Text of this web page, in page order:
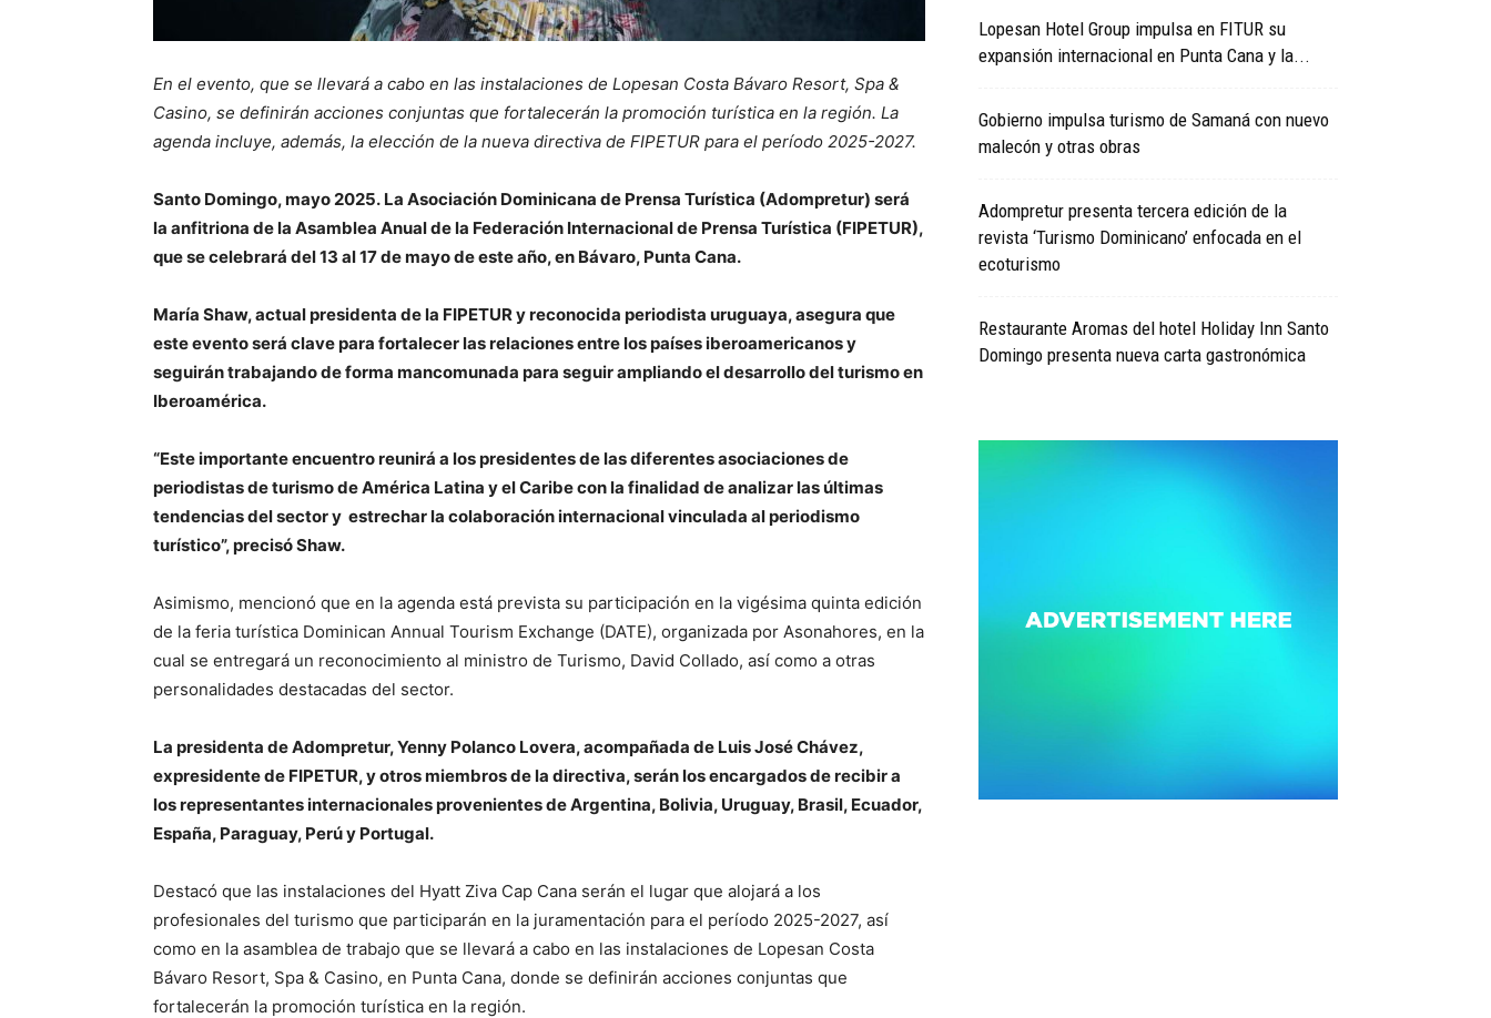
En el evento, que se llevará a cabo en las instalaciones de Lopesan Costa Bávaro Resort, Spa &
Casino, se definirán acciones conjuntas que fortalecerán la promoción turística en la región. La
agenda incluye, además, la elección de la nueva directiva de FIPETUR para el período 2025-2027.
Santo Domingo, mayo 2025. La Asociación Dominicana de Prensa Turística (Adompretur) será
la anfitriona de la Asamblea Anual de la Federación Internacional de Prensa Turística (FIPETUR),
que se celebrará del 13 al 17 de mayo de este año, en Bávaro, Punta Cana.
María Shaw, actual presidenta de la FIPETUR y reconocida periodista uruguaya, asegura que
este evento será clave para fortalecer las relaciones entre los países iberoamericanos y
seguirán trabajando de forma mancomunada para seguir ampliando el desarrollo del turismo en
Iberoamérica.
“Este importante encuentro reunirá a los presidentes de las diferentes asociaciones de
periodistas de turismo de América Latina y el Caribe con la finalidad de analizar las últimas
tendencias del sector y estrecharla colaboración internacional vinculada al periodismo
turístico”, precisó Shaw.
Asimismo, mencionó que en la agenda está prevista su participación en la vigésima quinta edición
de la feria turística Dominican Annual Tourism Exchange (DATE), organizada por Asonahores, en la
cual se entregará un reconocimiento al ministro de Turismo, David Collado, así como a otras
personalidades destacadas del sector.
La presidenta de Adompretur, Yenny Polanco Lovera, acompañada de Luis José Chávez,
expresidente de FIPETUR, y otros miembros de la directiva, serán los encargados de recibir a
los representantes internacionales provenientes de Argentina, Bolivia, Uruguay, Brasil, Ecuador,
España, Paraguay, Perú y Portugal.
Destacó que las instalaciones del Hyatt Ziva Cap Cana serán el lugar que alojará a los
profesionales del turismo que participarán en la juramentación para el período 2025-2027, así
como en la asamblea de trabajo que se llevará a cabo en las instalaciones de Lopesan Costa
Bávaro Resort, Spa & Casino, en Punta Cana, donde se definirán acciones conjuntas que
fortalecerán la promoción turística en la región.
Lopesan Hotel Group impulsa en FITUR su
expansión internacional en Punta Cana y la...
Gobierno impulsa turismo de Samaná con nuevo
malecón y otras obras
Adompretur presenta tercera edición de la
revista ‘Turismo Dominicano’ enfocada en el
ecoturismo
Restaurante Aromas del hotel Holiday Inn Santo
Domingo presenta nueva carta gastronómica